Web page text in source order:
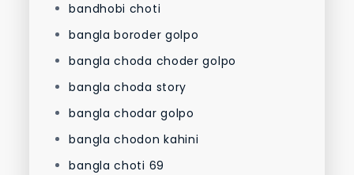
bandhobi choti
bangla boroder golpo
bangla choda choder golpo
bangla choda story
bangla chodar golpo
bangla chodon kahini
bangla choti 69